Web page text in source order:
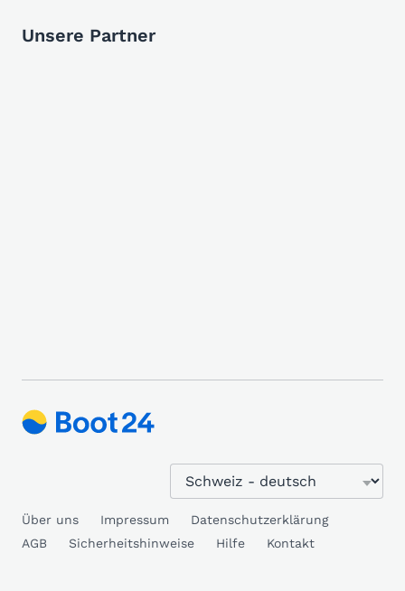
Unsere Partner
Über uns Impressum
Datenschutzerklärung
AGB
Sicherheitshinweise Hilfe Kontakt